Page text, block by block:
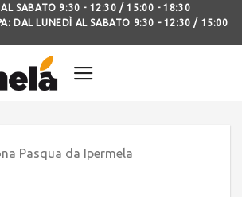
AL SABATO 9:30 - 12:30 / 15:00 - 18:30
DAL LUNEDÌ AL SABATO 9:30 - 12:30 / 15:00
Pasqua da Ipermela